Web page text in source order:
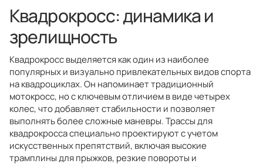
Квадрокросс: динамика и
зрелищность
Квадрокросс выделяется как один из наиболее
популярных и визуально привлекательных видов спорта
на квадроциклах. Он напоминает традиционный
мотокросс, но с ключевым отличием в виде четырех
колес, что добавляет стабильности и позволяет
выполнять более сложные маневры. Трассы для
квадрокросса специально проектируют с учетом
искусственных препятствий, включая высокие
трамплины для прыжков, резкие повороты и